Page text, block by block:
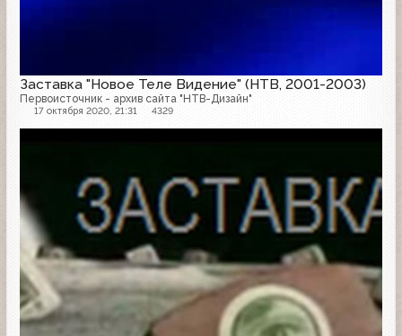
Заставка "Новое Теле Видение" (НТВ, 2001-2003)
Первоисточник - архив сайта "НТВ-Дизайн"
17 октября 2020, 21:31 4329